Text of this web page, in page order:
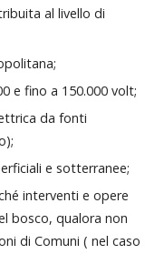
al livello di
e fino a 150.000 volt;
da fonti
e sotterranee;
interventi e opere
bosco, qualora non
di Comuni ( nel caso